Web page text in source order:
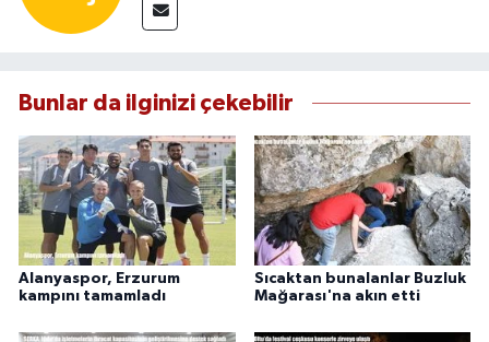
Bunlar da ilginizi çekebilir
Alanyaspor, Erzurum
kampını tamamladı
Sıcaktan bunalanlar Buzluk
Mağarası'na akın etti